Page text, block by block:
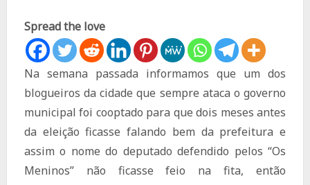
Spread the love
Na semana passada informamos que um dos
blogueiros da cidade que sempre ataca o governo
municipal foi cooptado para que dois meses antes
da eleição ficasse falando bem da prefeitura e
assim o nome do deputado defendido pelos “Os
Meninos” não ficasse feio na fita, então